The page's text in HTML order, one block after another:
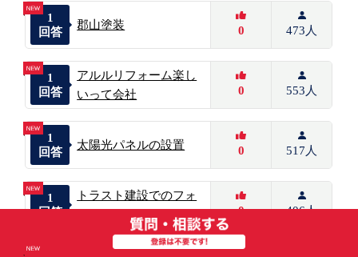
1
回答
郡山塗装 0 473人
1
回答
アルルリフォーム楽し
いって会社
0 553人
1
回答
太陽光パネルの設置 0 517人
1
回答
トラスト建設でのフォ
0 406人